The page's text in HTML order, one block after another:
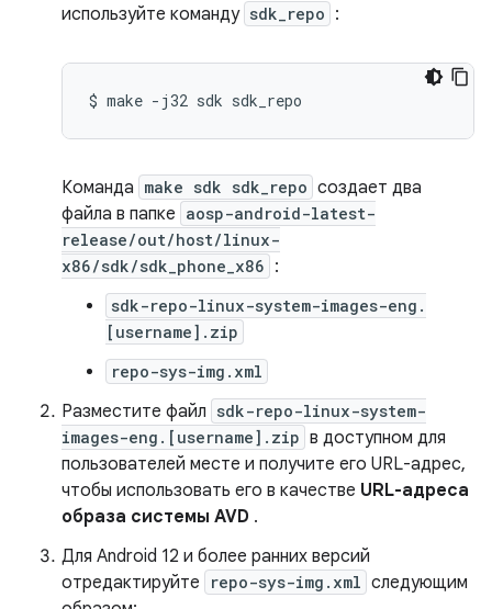
используйте команду sdk_repo :
$ make -j32 sdk
Команда make sdk sdk_repo создает два
файла в папке aosp-android-latest-
release/out/host/linux-
x86/sdk/sdk_phone_x86 :
sdk-repo-linux-system-images-eng.
[username].zip
repo-sys-img.xml
Разместите файл sdk-repo-linux-system-
images-eng.[username].zip в доступном для
пользователей месте и получите его URL-адрес,
чтобы использовать его в качестве URL-адреса
образа системы AVD .
Для Android 12 и более ранних версий
отредактируйте
repo-sys-img.xml следующим